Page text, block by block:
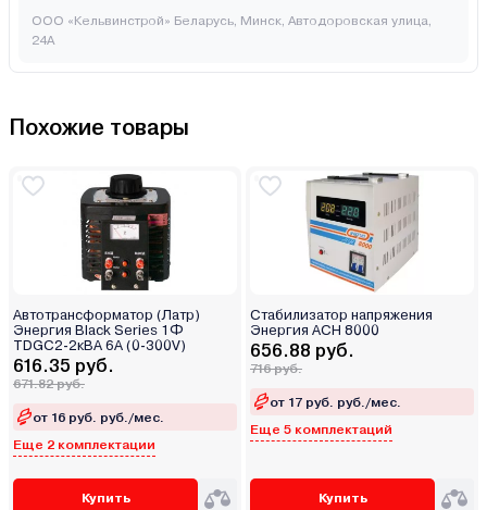
ООО «Кельвинстрой» Беларусь, Минск, Автодоровская улица,
24А
Похожие товары
Автотрансформатор (Латр)
Энергия Black Series 1Ф
TDGC2-2кВА 6А (0-300V)
616.35 руб.
671.82 руб.
от 16 руб. руб./мес.
Еще 2 комплектации
Купить
Стабилизатор напряжения
Энергия ACH 8000
656.88 руб.
716 руб.
от 17 руб. руб./мес.
Еще 5 комплектаций
Купить